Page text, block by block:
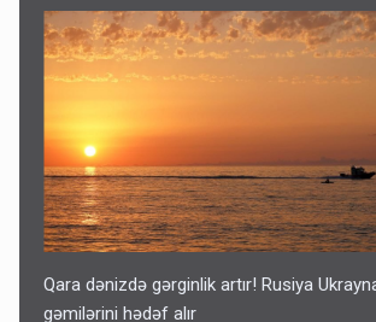
Qara dənizdə gərginlik artır! Rusiya
gəmilərini hədəf alır